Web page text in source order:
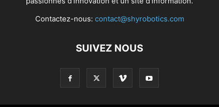
Contactez-nous: contact@shyrobotics.com
SUIVEZ NOUS